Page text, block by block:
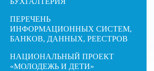
ПЕРЕЧЕНЬ
ИНФОРМАЦИОННЫХ СИСТЕМ,
БАНКОВ, ДАННЫХ, РЕЕСТРОВ
НАЦИОНАЛЬНЫЙ ПРОЕКТ
«МОЛОДЕЖЬ И ДЕТИ»